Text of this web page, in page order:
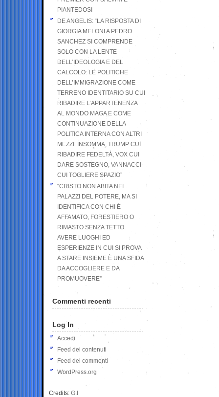
PIANTEDOSI
DE ANGELIS: “LA RISPOSTA DI
GIORGIA MELONI A PEDRO
SANCHEZ SI COMPRENDE
SOLO CON LA LENTE
DELL’IDEOLOGIA E DEL
CALCOLO: LE POLITICHE
DELL’IMMIGRAZIONE COME
TERRENO IDENTITARIO SU CUI
RIBADIRE L’APPARTENENZA
AL MONDO MAGA E COME
CONTINUAZIONE DELLA
POLITICA INTERNA CON ALTRI
MEZZI. INSOMMA, TRUMP CUI
RIBADIRE FEDELTÀ, VOX CUI
DARE SOSTEGNO, VANNACCI
CUI TOGLIERE SPAZIO”
“CRISTO NON ABITA NEI
PALAZZI DEL POTERE, MA SI
IDENTIFICA CON CHI È
AFFAMATO, FORESTIERO O
RIMASTO SENZA TETTO.
AVERE LUOGHI ED
ESPERIENZE IN CUI SI PROVA
A STARE INSIEME È UNA SFIDA
DA ACCOGLIERE E DA
PROMUOVERE”
Commenti recenti
Log In
Accedi
Feed dei contenuti
Feed dei commenti
WordPress.org
Credits: G.I